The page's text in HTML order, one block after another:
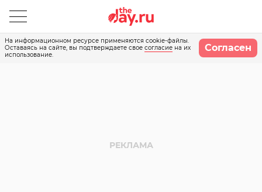
На информационном ресурсе применяются cookie-файлы.
Оставаясь на сайте, вы подтверждаете свое согласие на их
использование.
Согласен